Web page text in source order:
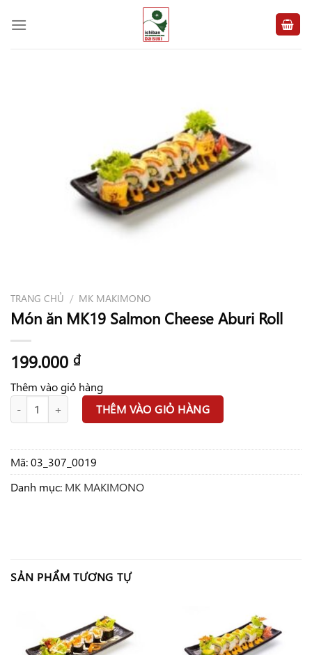
đến
TRANG CHỦ / MK MAKIMONO
Món ăn MK19 Salmon Cheese Aburi Roll
199.000 ₫
Thêm vào giỏ hàng
Món ăn MK19 Salmon Cheese Aburi Roll số lượng
THÊM VÀO GIỎ HÀNG
Mã:03_307_0019
Danh mục: MK MAKIMONO
SẢN PHẨM TƯƠNG TỰ